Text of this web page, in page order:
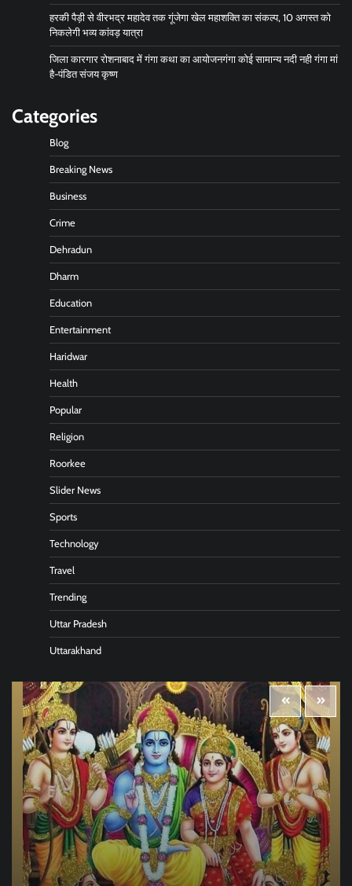
हरकी पैड़ी से वीरभद्र महादेव तक गूंजेगा खेल महाशक्ति का संकल्प, 10 अगस्त को
निकलेगी भव्य कांवड़ यात्रा
जिला कारगार रोशनाबाद में गंगा कथा का आयोजनगंगा कोई सामान्य नदी नही गंगा मां
है-पंडित संजय कृष्ण
Categories
Blog
Breaking News
Business
Crime
Dehradun
Dharm
Education
Entertainment
Haridwar
Health
Popular
Religion
Roorkee
Slider News
Sports
Technology
Travel
Trending
Uttar Pradesh
Uttarakhand